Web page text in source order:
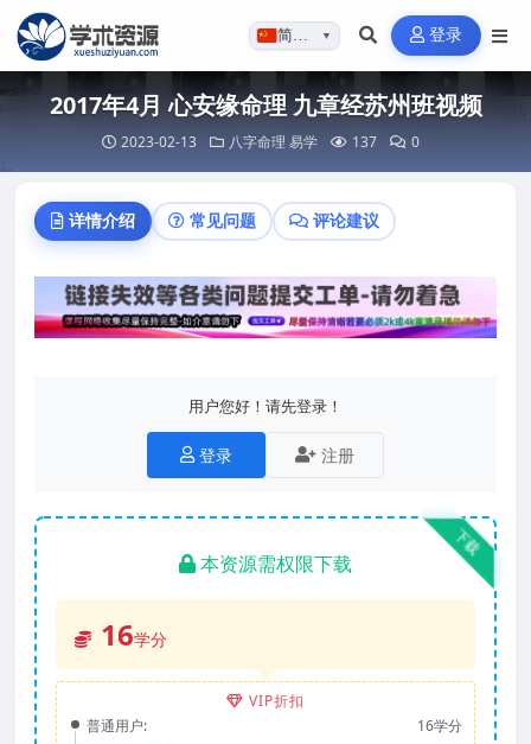
简体…▼ 登录
2017年4月 心安缘命理 九章经苏州班视频
2023-02-13 八字命理 易学 137 0
详情介绍 常见问题 评论建议
用户您好！请先登录！
登录 注册
下载
本资源需权限下载
16学分
VIP折扣
普通用户:
16学分